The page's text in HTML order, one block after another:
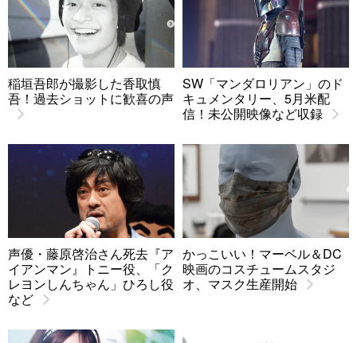
稲垣吾郎が撮影した香取慎
吾！過去ショットに歓喜の声
SW「マンダロリアン」のド
キュメンタリー、5月米配
信！未公開映像など収録
声優・藤原啓治さん死去『ア
イアンマン』トニー役、「ク
レヨンしんちゃん」ひろし役
など
かっこいい！マーベル＆DC
映画のコスチュームスタジ
オ、マスク生産開始